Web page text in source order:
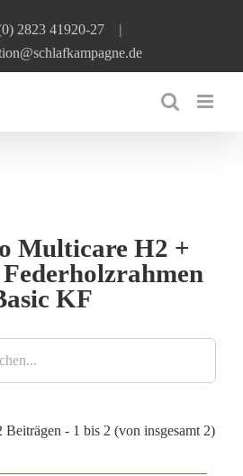
2823 41920-27
|
Multicare H2 +
KF
Beiträgen - 1 bis 2 (von insgesamt 2)